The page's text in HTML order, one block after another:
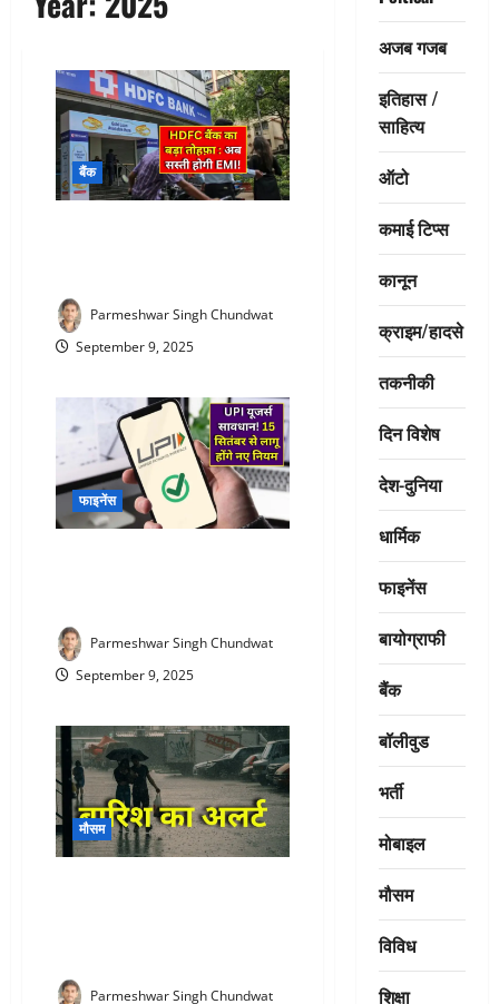
बैंक
Parmeshwar Singh Chundwat
September 9, 2025
फाइनेंस
Parmeshwar Singh Chundwat
September 9, 2025
मौसम
Parmeshwar Singh Chundwat
अजब गजब
इतिहास /
साहित्य
ऑटो
कमाई टिप्स
कानून
क्राइम/हादसे
तकनीकी
दिन विशेष
देश-दुनिया
धार्मिक
फाइनेंस
बायोग्राफी
बैंक
बॉलीवुड
भर्ती
मोबाइल
मौसम
विविध
शिक्षा